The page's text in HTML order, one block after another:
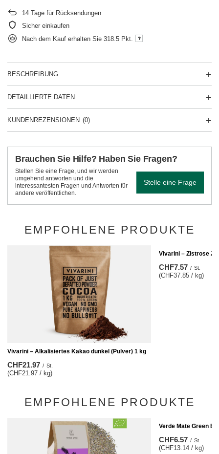
14 Tage für Rücksendungen
Sicher einkaufen
Nach dem Kauf erhalten Sie 318.5 Pkt.
BESCHREIBUNG
DETAILLIERTE DATEN
KUNDENREZENSIONEN (0)
Brauchen Sie Hilfe? Haben Sie Fragen?
Stellen Sie eine Frage, und wir werden
umgehend antworten und die
interessantesten Fragen und Antworten für
andere veröffentlichen.
Stelle eine Frage
EMPFOHLENE PRODUKTE
Vivarini – Alkalisiertes Kakao dunkel (Pulver) 1 kg
CHF21.97 / St.
(CHF21.97 / kg)
Vivarini – Zistrose
CHF7.57 / St.
(CHF37.85 / kg)
EMPFOHLENE PRODUKTE
Verde Mate Green
CHF6.57 / St.
(CHF13.14 / kg)